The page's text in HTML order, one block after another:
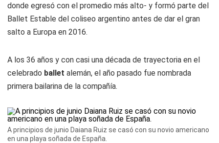
donde egresó con el promedio más alto- y formó parte del
Ballet Estable del coliseo argentino antes de dar el gran
salto a Europa en 2016.
A los 36 años y con casi una década de trayectoria en el
celebrado ballet alemán, el año pasado fue nombrada
primera bailarina de la compañía.
A principios de junio Daiana Ruiz se casó con su novio americano
en una playa soñada de España.